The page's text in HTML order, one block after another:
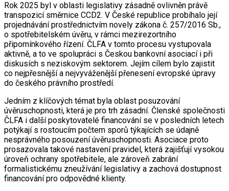
Rok 2025 byl v oblasti legislativy zásadně ovlivněn právě
transpozicí směrnice CCD2. V České republice probíhalo její
projednávání prostřednictvím novely zákona č. 257/2016 Sb.,
o spotřebitelském úvěru, v rámci mezirezortního
připomínkového řízení. ČLFA v tomto procesu vystupovala
aktivně, a to ve spolupráci s Českou bankovní asociací i při
diskusích s neziskovým sektorem. Jejím cílem bylo zajistit
co nejpřesnější a nejvyváženější přenesení evropské úpravy
do českého právního prostředí.
Jedním z klíčových témat byla oblast posuzování
úvěruschopnosti, která je pro trh zásadní. Členské společnosti
ČLFA i další poskytovatelé financování se v posledních letech
potýkají s rostoucím počtem sporů týkajících se údajně
nesprávného posouzení úvěruschopnosti. Asociace proto
prosazovala takové nastavení pravidel, která zajišťují vysokou
úroveň ochrany spotřebitele, ale zároveň zabrání
formalistickému zneužívání legislativy a zachová dostupnost
financování pro odpovědné klienty.